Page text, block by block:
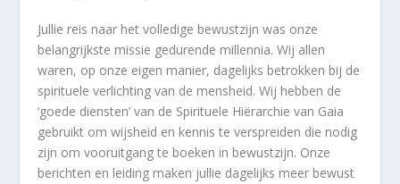
Jullie reis naar het volledige bewustzijn was onze
belangrijkste missie gedurende millennia. Wij allen
waren, op onze eigen manier, dagelijks betrokken bij de
spirituele verlichting van de mensheid. Wij hebben de
‘goede diensten’ van de Spirituele Hiërarchie van Gaia
gebruikt om wijsheid en kennis te verspreiden die nodig
zijn om vooruitgang te boeken in bewustzijn. Onze
berichten en leiding maken jullie dagelijks meer bewust